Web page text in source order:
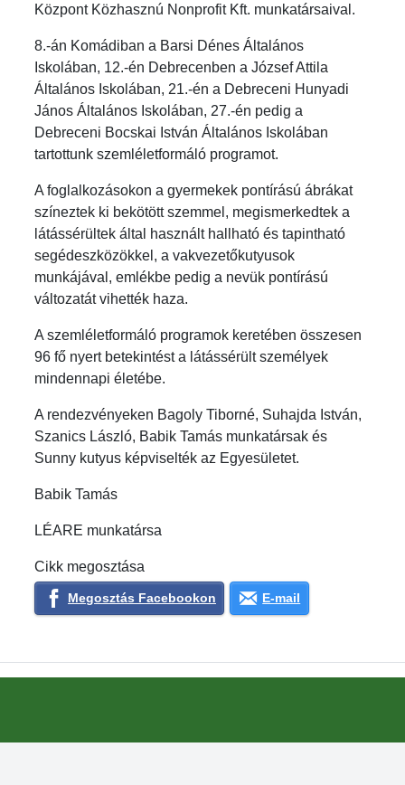
Központ Közhasznú Nonprofit Kft. munkatársaival.
8.-án Komádiban a Barsi Dénes Általános
Iskolában, 12.-én Debrecenben a József Attila
Általános Iskolában, 21.-én a Debreceni Hunyadi
János Általános Iskolában, 27.-én pedig a
Debreceni Bocskai István Általános Iskolában
tartottunk szemléletformáló programot.
A foglalkozásokon a gyermekek pontírású ábrákat
színeztek ki bekötött szemmel, megismerkedtek a
látássérültek által használt hallható és tapintható
segédeszközökkel, a vakvezetőkutyusok
munkájával, emlékbe pedig a nevük pontírású
változatát vihették haza.
A szemléletformáló programok keretében összesen
96 fő nyert betekintést a látássérült személyek
mindennapi életébe.
A rendezvényeken Bagoly Tiborné, Suhajda István,
Szanics László, Babik Tamás munkatársak és
Sunny kutyus képviselték az Egyesületet.
Babik Tamás
LÉARE munkatársa
Cikk megosztása
Megosztás Facebookon E-mail